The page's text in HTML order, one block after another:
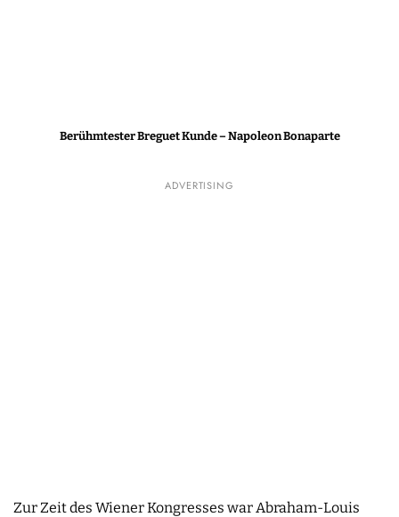
Berühmtester Breguet Kunde – Napoleon Bonaparte
ADVERTISING
Zur Zeit des Wiener Kongresses war Abraham-Louis